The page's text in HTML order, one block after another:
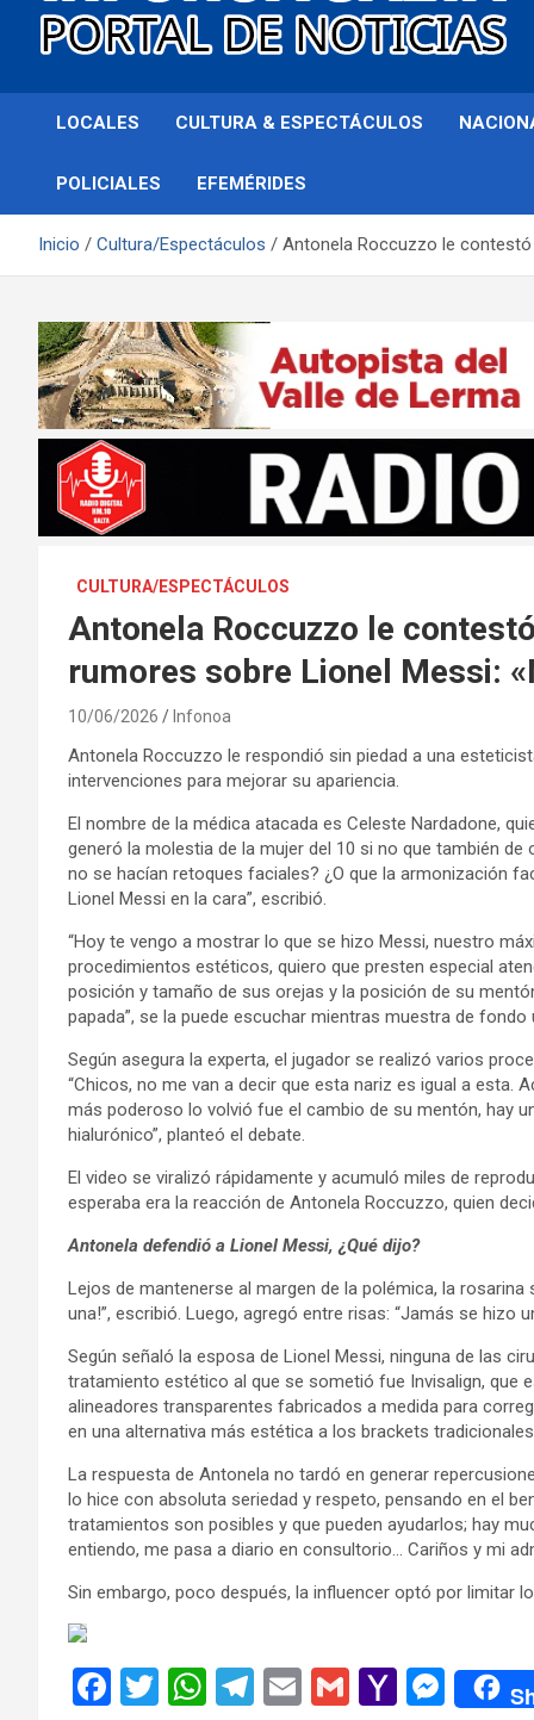
Infonoa Salta
LOCALES CULTURA & ESPECTÁCULOS
POLICIALES EFEMÉRIDES
Inicio Cultura/Espectáculos Antonela Roccuzzo le
CULTURA/ESPECTÁCULOS
Antonela Roccuzzo le
rumores sobre Lionel Messi:
10/06/2026 Infonoa
Antonela Roccuzzo le respondió sin piedad a una
intervenciones para mejorar su apariencia.
El nombre de la médica atacada es Celeste Nardadone,
generó la molestia de la mujer del 10 si no que también
no se hacían retoques faciales? ¿O que la armonización
Lionel Messi en la cara”, escribió.
“Hoy te vengo a mostrar lo que se hizo Messi, nuestro
procedimientos estéticos, quiero que presten especial
posición y tamaño de sus orejas y la posición de su
papada”, se la puede escuchar mientras muestra de
Según asegura la experta, el jugador se realizó varios
“Chicos, no me van a decir que esta nariz es igual a esta.
más poderoso lo volvió fue el cambio de su mentón, hay
hialurónico”, planteó el debate.
El video se viralizó rápidamente y acumuló miles de
esperaba era la reacción de Antonela Roccuzzo, quien
Antonela defendió a Lionel Messi, ¿Qué dijo?
Lejos de mantenerse al margen de la polémica, la
una!”, escribió. Luego, agregó entre risas: “Jamás se hizo
Según señaló la esposa de Lionel Messi, ninguna de las
tratamiento estético al que se sometió fue Invisalign, que
alineadores transparentes fabricados a medida para
en una alternativa más estética a los brackets tradicionales.
La respuesta de Antonela no tardó en generar
lo hice con absoluta seriedad y respeto, pensando en el
tratamientos son posibles y que pueden ayudarlos; hay
entiendo, me pasa a diario en consultorio… Cariños y mi
Sin embargo, poco después, la influencer optó por limitar
F
T
W T
E
G
Y
M